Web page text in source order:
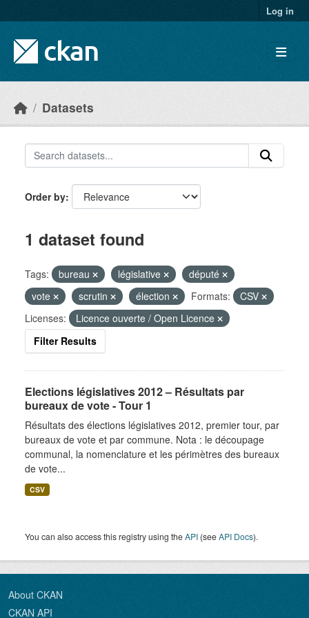
Log in
Datasets
Order by
1 dataset found
Tags: bureau législative
député
vote
scrutin élection Formats:
CSV
Licenses:
Licence ouverte / Open Licence
Filter Results
Elections législatives 2012 – Résultats par
bureaux de vote - Tour 1
Résultats des élections législatives 2012, premier tour, par
bureaux de vote et par commune. Nota : le découpage
communal, la nomenclature et les périmètres des bureaux
de vote...
CSV
You can also access this registry using theAPI (seeAPI Docs).
About CKAN
CKAN API